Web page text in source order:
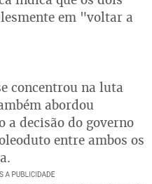
em "voltar a
concentrou na luta
abordou
a decisão do governo
entre ambos os